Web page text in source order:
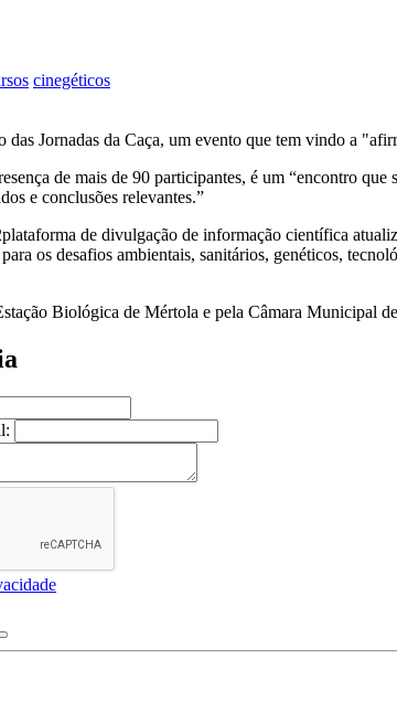
cinegéticos
das Jornadas da Caça, um evento que tem vindo a
de mais de 90 participantes, é um “encontro que
e conclusões relevantes.”
de divulgação de informação científica
os desafios ambientais, sanitários, genéticos,
Biológica de Mértola e pela Câmara Municipal